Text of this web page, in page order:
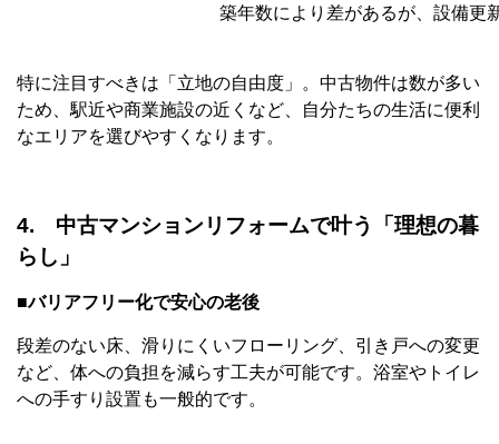
築年数により差があるが、設備更
特に注目すべきは「立地の自由度」。中古物件は数が多い
ため、駅近や商業施設の近くなど、自分たちの生活に便利
なエリアを選びやすくなります。
4. 中古マンションリフォームで叶う「理想の暮
らし」
■バリアフリー化で安心の老後
段差のない床、滑りにくいフローリング、引き戸への変更
など、体への負担を減らす工夫が可能です。浴室やトイレ
への手すり設置も一般的です。